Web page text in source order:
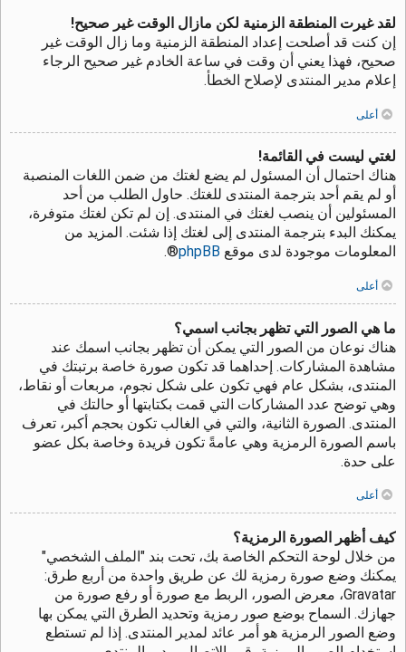
لقد غيرت المنطقة الزمنية لكن مازال الوقت غير صحيح!
إن كنت قد أصلحت إعداد المنطقة الزمنية وما زال الوقت غير
صحيح، فهذا يعني أن وقت في ساعة الخادم غير صحيح الرجاء
إعلام مدير المنتدى لإصلاح الخطأ.
أعلى
لغتي ليست في القائمة!
هناك احتمال أن المسئول لم يضع لغتك من ضمن اللغات المنصبة
أو لم يقم أحد بترجمة المنتدى للغتك. حاول الطلب من أحد
المسئولين أن ينصب لغتك في المنتدى. إن لم تكن لغتك متوفرة،
يمكنك البدء بترجمة المنتدى إلى لغتك إذا شئت. المزيد من
المعلومات موجودة لدى موقع phpBB
®.
أعلى
ما هي الصور التي تظهر بجانب اسمي؟
هناك نوعان من الصور التي يمكن أن تظهر بجانب اسمك عند
مشاهدة المشاركات. إحداهما قد تكون صورة خاصة برتبتك في
المنتدى، بشكل عام فهي تكون على شكل نجوم، مربعات أو نقاط،
وهي توضح عدد المشاركات التي قمت بكتابتها أو حالتك في
المنتدى. الصورة الثانية، والتي في الغالب تكون بحجم أكبر، تعرف
باسم الصورة الرمزية وهي عامةً تكون فريدة وخاصة بكل عضو
على حدة.
أعلى
كيف أظهر الصورة الرمزية؟
من خلال لوحة التحكم الخاصة بك، تحت بند "الملف الشخصي"
يمكنك وضع صورة رمزية لك عن طريق واحدة من أربع طرق:
Gravatar، معرض الصور، الربط مع صورة أو رفع صورة من
جهازك. السماح بوضع صور رمزية وتحديد الطرق التي يمكن بها
وضع الصور الرمزية هو أمر عائد لمدير المنتدى. إذا لم تستطع